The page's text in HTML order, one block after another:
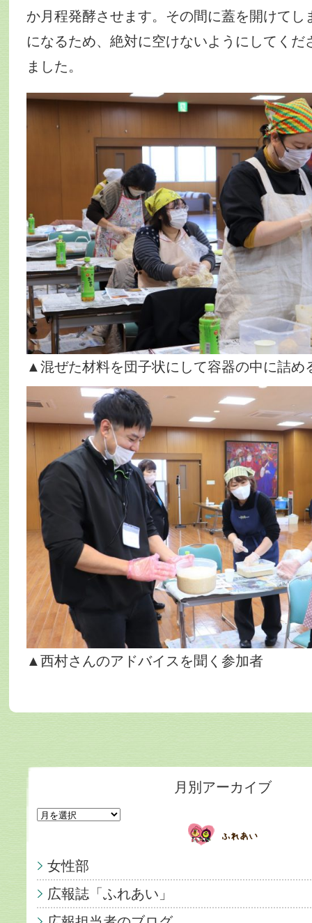
か月程発酵させます。その間に蓋を開けてし
になるため、絶対に空けないようにしてくだ
ました。
▲混ぜた材料を団子状にして容器の中に詰め
▲西村さんのアドバイスを聞く参加者
月別アーカイブ
女性部
広報誌「ふれあい」